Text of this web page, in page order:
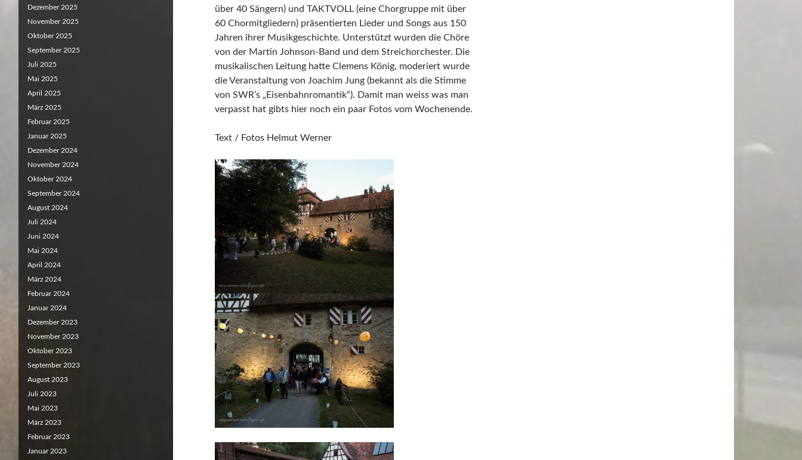
über 40 Sängern) und TAKTVOLL (eine Chorgruppe mit über
60 Chormitgliedern) präsentierten Lieder und Songs aus 150
Jahren ihrer Musikgeschichte. Unterstützt wurden die Chöre
von der Martin Johnson-Band und dem Streichorchester. Die
musikalischen Leitung hatte Clemens König, moderiert wurde
die Veranstaltung von Joachim Jung (bekannt als die Stimme
von SWR’s „Eisenbahnromantik“). Damit man weiss was man
verpasst hat gibts hier noch ein paar Fotos vom Wochenende.
Text / Fotos Helmut Werner
Dezember 2025
November 2025
Oktober 2025
September 2025
Juli 2025
Mai 2025
April 2025
März 2025
Februar 2025
Januar 2025
Dezember 2024
November 2024
Oktober 2024
September 2024
August 2024
Juli 2024
Juni 2024
Mai 2024
April 2024
März 2024
Februar 2024
Januar 2024
Dezember 2023
November 2023
Oktober 2023
September 2023
August 2023
Juli 2023
Mai 2023
März 2023
Februar 2023
Januar 2023